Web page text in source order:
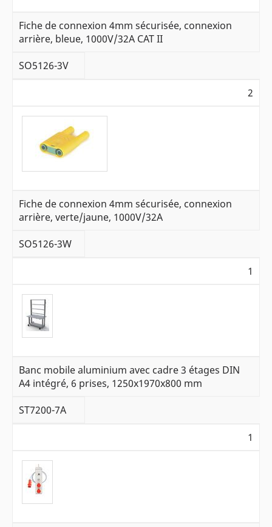
Fiche de connexion 4mm sécurisée, connexion
arrière, bleue, 1000V/32A CAT II
SO5126-3V
2
Fiche de connexion 4mm sécurisée, connexion
arrière, verte/jaune, 1000V/32A
SO5126-3W
1
Banc mobile aluminium avec cadre 3 étages DIN
A4 intégré, 6 prises, 1250x1970x800 mm
ST7200-7A
1